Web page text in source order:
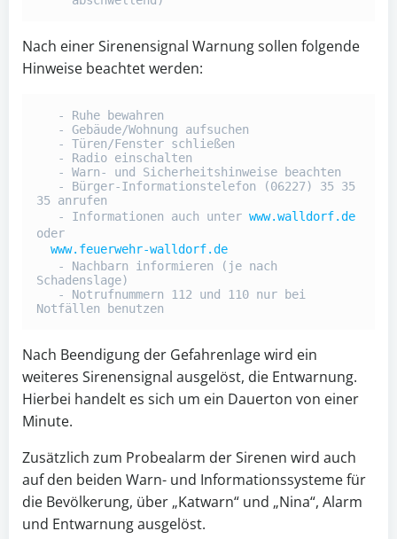
Nach einer Sirenensignal Warnung sollen folgende
Hinweise beachtet werden:
35 anrufen
   - Informationen auch unter
www.walldorf.de
oder
www.feuerwehr-walldorf.de
Schadenslage)
Notfällen benutzen
Nach Beendigung der Gefahrenlage wird ein
weiteres Sirenensignal ausgelöst, die Entwarnung.
Hierbei handelt es sich um ein Dauerton von einer
Minute.
Zusätzlich zum Probealarm der Sirenen wird auch
auf den beiden Warn- und Informationssysteme für
die Bevölkerung, über „Katwarn“ und „Nina“, Alarm
und Entwarnung ausgelöst.